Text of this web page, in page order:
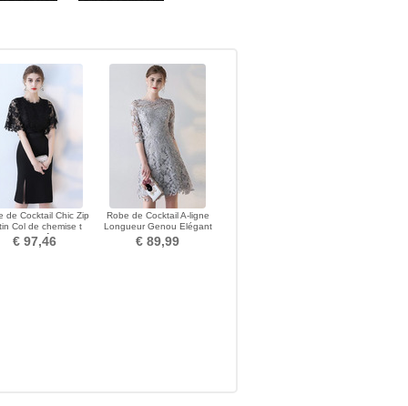
de Cocktail Chic Zip
Col de chemise t
Manche Lâche
€ 97,46
Robe de Cocktail A-ligne
Longueur Genou Elégant
Col ras du Cou
€ 89,99